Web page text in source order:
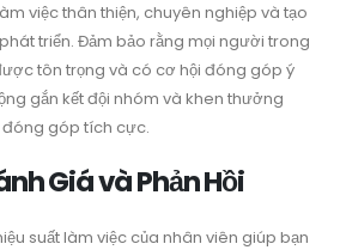
việc thân thiện, chuyên nghiệp và tạo
triển. Đảm bảo rằng mọi người trong
tôn trọng và có cơ hội đóng góp ý
gắn kết đội nhóm và khen thưởng
góp tích cực.
Giá và Phản Hồi
suất làm việc của nhân viên giúp bạn